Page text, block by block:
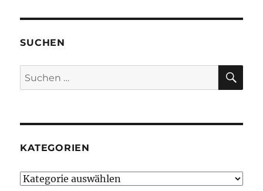
SUCHEN
Suchen
nach:
KATEGORIEN
Kategorien